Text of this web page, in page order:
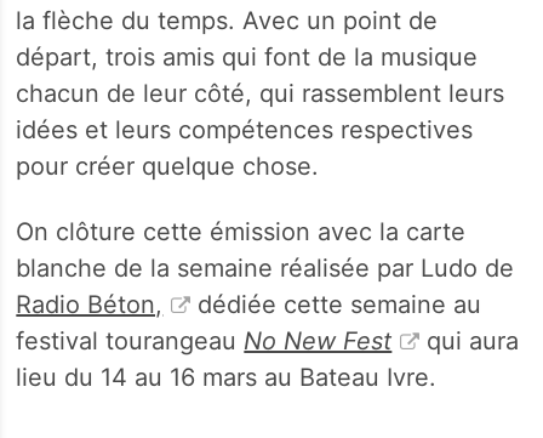
la flèche du temps. Avec un point de
départ, trois amis qui font de la musique
chacun de leur côté, qui rassemblent leurs
idées et leurs compétences respectives
pour créer quelque chose.
On clôture cette émission avec la carte
blanche de la semaine réalisée par Ludo de
Radio Béton,
dédiée cette semaine au
festival tourangeau No New Fest
qui aura
lieu du 14 au 16 mars au Bateau Ivre.